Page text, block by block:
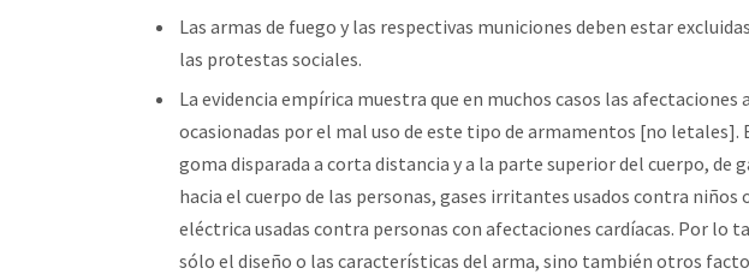
Las armas de fuego y las respectivas municiones deben estar
las protestas sociales.
La evidencia empírica muestra que en muchos casos las
ocasionadas por el mal uso de este tipo de armamentos [no letales].
goma disparada a corta distancia y a la parte superior del cuerpo, de
hacia el cuerpo de las personas, gases irritantes usados contra niños
eléctrica usadas contra personas con afectaciones cardíacas. Por lo
sólo el diseño o las características del arma, sino también otros